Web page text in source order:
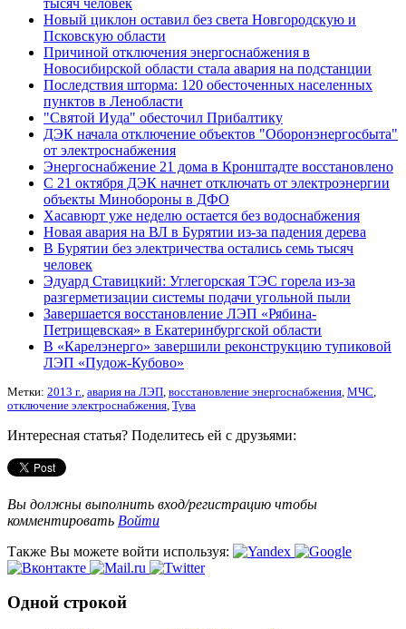
Новый циклон оставил без света Новгородскую и
Псковскую области
Причиной отключения энергоснабжения в
Новосибирской области стала авария на подстанции
Последствия шторма: 120 обесточенных населенных
пунктов в Ленобласти
"Святой Иуда" обесточил Прибалтику
ДЭК начала отключение объектов "Оборонэнергосбыта"
от электроснабжения
Энергоснабжение 21 дома в Кронштадте восстановлено
С 21 октября ДЭК начнет отключать от электроэнергии
объекты Минобороны в ДФО
Хасавюрт уже неделю остается без водоснабжения
Новая авария на ВЛ в Бурятии из-за падения дерева
В Бурятии без электричества остались семь тысяч
человек
Эдуард Ставицкий: Углегорская ТЭС горела из-за
разгерметизации системы подачи угольной пыли
Завершается восстановление ЛЭП «Рябина-
Петрищевская» в Екатеринбургской области
В «Карелэнерго» завершили реконструкцию тупиковой
ЛЭП «Пудож-Кубово»
Метки: 2013 г. авария на ЛЭП восстановление энергоснабжения МЧС
отключение электроснабжения Тува
Интересная статья? Поделитесь ей с друзьями:
Вы должны выполнить вход/регистрацию чтобы
комментировать Войти
Также Вы можете войти используя:
Одной строкой